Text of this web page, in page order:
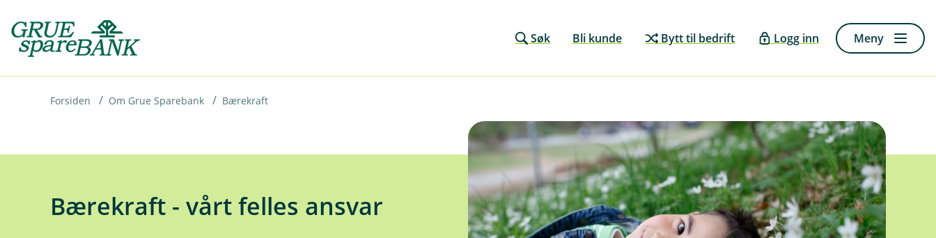
Søk Bli kunde Bytt til bedrift Logg inn Meny
Forsiden Om Grue Sparebank Bærekraft
Bærekraft - vårt felles ansvar